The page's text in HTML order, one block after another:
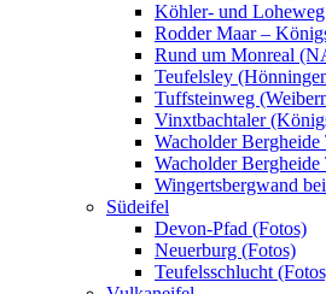
Köhler- und
Rodder Maar –
Rund um Monreal
Teufelsley
Tuffsteinweg
Vinxtbachtaler
Wacholder
Wacholder
Wingertsbergwand
Südeifel
Devon-Pfad (Fotos)
Neuerburg (Fotos)
Teufelsschlucht